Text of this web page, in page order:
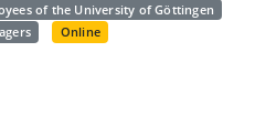
of the University of Göttingen
Online